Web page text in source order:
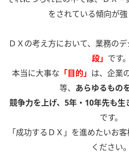
をされている傾向が強
ＤＸの考え方において、業務の
段」 です。
本当に大事な 「目的」 は、企業
等、 あらゆるもの
競争力を上げ、5年・10年先も生
です。
「成功するＤＸ」を進めたいお
ください。